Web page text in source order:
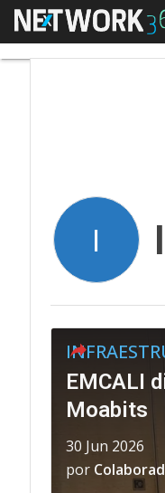
Menú
I
EMCALI
Moabits
30 Jun 2026
por